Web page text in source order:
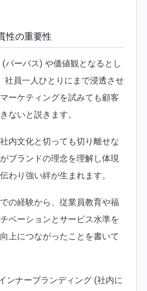
性の重要性
パーパス) や価値観となるとし
社員一人ひとりにまで浸透させ
ーケティングを試みても顧客
ないと説きます。
内文化と切っても切り離せな
ブランドの理念を理解し体現
わり強い絆が生まれます。
の経験から、従業員教育や福
ベーションとサービス水準を
上につながったことを書いて
ンナーブランディング (社内に